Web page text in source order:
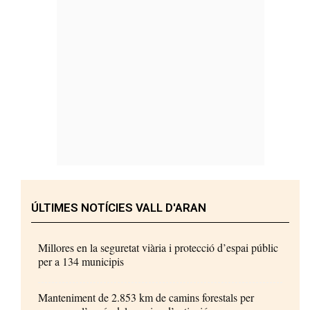
ÚLTIMES NOTÍCIES VALL D'ARAN
Millores en la seguretat viària i protecció d’espai públic
per a 134 municipis
Manteniment de 2.853 km de camins forestals per